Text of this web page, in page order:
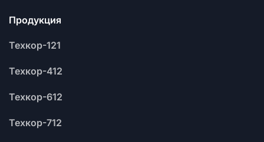
Продукция
Техкор-121
Техкор-412
Техкор-612
Техкор-712